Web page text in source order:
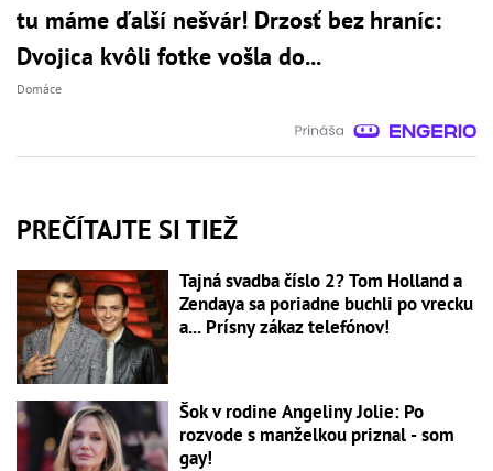
tu máme ďalší nešvár! Drzosť bez hraníc:
Dvojica kvôli fotke vošla do...
Domáce
PREČÍTAJTE SI TIEŽ
Tajná svadba číslo 2? Tom Holland a
Zendaya sa poriadne buchli po vrecku
a... Prísny zákaz telefónov!
Šok v rodine Angeliny Jolie: Po
rozvode s manželkou priznal - som
gay!